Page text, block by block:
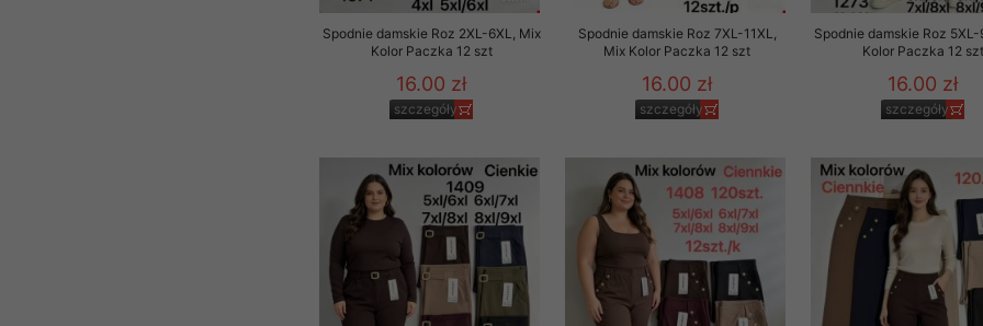
Spodnie damskie Roz 2XL-6XL, Mix
Kolor Paczka 12 szt
16.00 zł
szczegóły
Spodnie damskie Roz 7XL-11XL,
Mix Kolor Paczka 12 szt
16.00 zł
szczegóły
Spodnie damskie Roz 5XL-
Kolor Paczka 12 szt
16.00 zł
szczegóły